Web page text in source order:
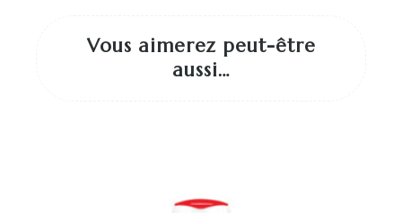
Vous aimerez peut-être
aussi…